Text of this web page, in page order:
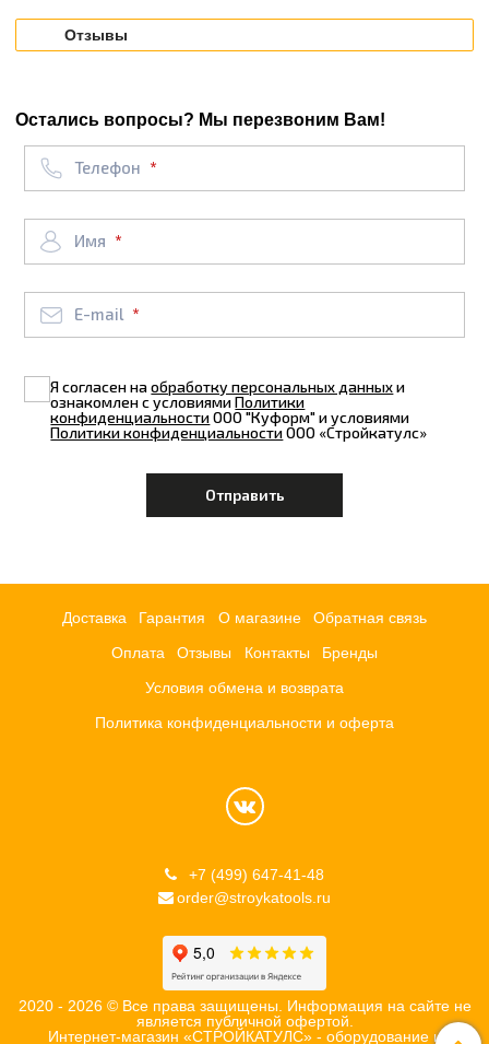
Отзывы
Остались вопросы? Мы перезвоним Вам!
Телефон
Имя
E-mail
Я согласен наобработку персональных данныхи
ознакомлен с условиямиПолитики
конфиденциальностиООО "Куформ" и условиями
Политики конфиденциальностиООО «Стройкатулс»
Доставка Гарантия О магазине Обратная связь
Оплата Отзывы Контакты Бренды
Условия обмена и возврата
Политика конфиденциальности и оферта
+7 (499) 647-41-48
order@stroykatools.ru
2020 - 2026 © Все права защищены. Информация на сайте не
является публичной офертой.
Интернет-магазин «СТРОЙКАТУЛС» - оборудование и